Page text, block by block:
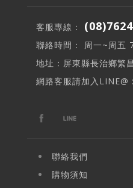
客服專線：
聯絡時間： 周一~周五
地址：屏東縣長治鄉繁
網路客服請加入
聯絡我們
購物須知